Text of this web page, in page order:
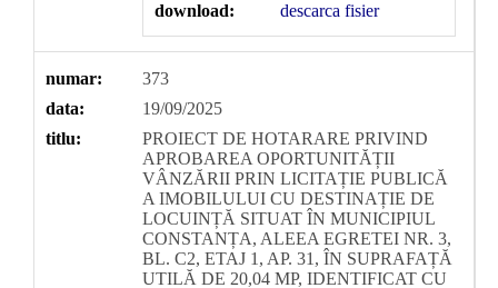
download:
descarca fisier
numar:
373
data:
19/09/2025
titlu:
PROIECT DE HOTARARE PRIVIND
APROBAREA OPORTUNITĂȚII
VÂNZĂRII PRIN LICITAȚIE PUBLICĂ
A IMOBILULUI CU DESTINAȚIE DE
LOCUINȚĂ SITUAT ÎN MUNICIPIUL
CONSTANȚA, ALEEA EGRETEI NR. 3,
BL. C2, ETAJ 1, AP. 31, ÎN SUPRAFAȚĂ
UTILĂ DE 20,04 MP, IDENTIFICAT CU